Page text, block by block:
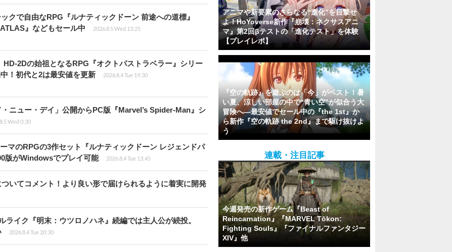
クで自由なRPG『ルナティックドーン 前途への道標』
』などもセール中
2026.8.5 Wed 13:25
HD-2Dの始祖となるRPG『オクトパストラベラー』シリー
！初代と2は最安値を更新
2026.8.4 Tue 19:30
ニュー・デイ」公開からPC版『Marvel’s Spider-Man』シ
Wed 0:30
マのRPGの3作セット『ルナティックドーン レジェンドパ
版がWindowsでプレイ可能
2026.8.4 Tue 13:45
いてコメント！より良い形で届けられるように着実に開発
ライク『明末：ウツロノハネ』続編では主人公が続投。
2026.8.4 Tue 20:30
アニマや新要素のさらなる“進化”を目撃せ
よ！HoYoverse新作『崩壊：ネクサスアニ
マ』第2回βテストの「進化テスト」を体験
【プレイレポ】
『空の軌跡』を遊ぶのは「今」がベスト！暑
い夏、涼しい部屋の中で“青い空”が似合う大
冒険へ―最安値でセール中の『the 1st』か
ら新作『空の軌跡 the 2nd』まで駆け抜けよ
う
連載・注目記事
今週発売の新作ゲーム『Beast of
Reincarnation』『MARVEL Tōkon:
Fighting Souls』『ファイナルファンタジー
XIV』他